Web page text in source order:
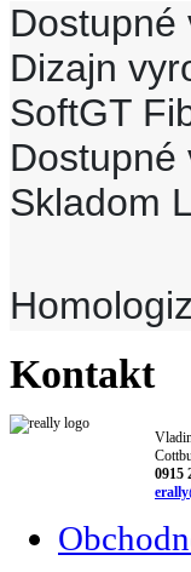
Dostupné
Dizajn
SoftGT
Dostupné
Skladom L
Kontakt
0915